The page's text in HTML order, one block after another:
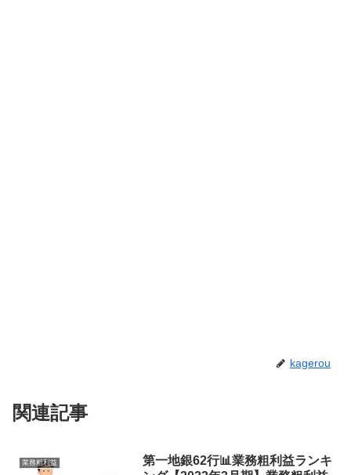
kagerou
関連記事
業務粗利益
第一地銀62行📊業務粗利益ランキ